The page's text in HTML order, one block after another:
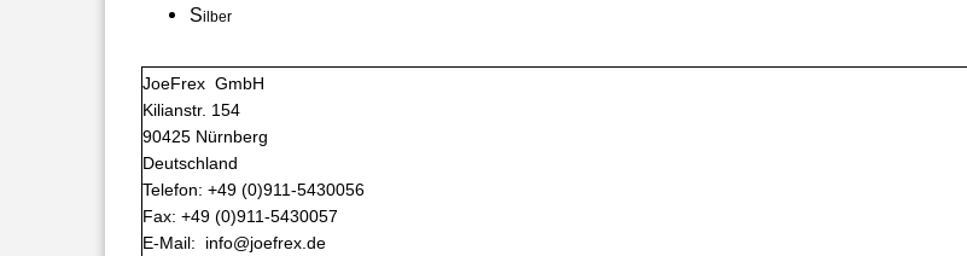
Silber
JoeFrex GmbH
Kilianstr. 154
90425 Nürnberg
Deutschland
Telefon: +49 (0)911-5430056
Fax: +49 (0)911-5430057
E-Mail: info@joefrex.de